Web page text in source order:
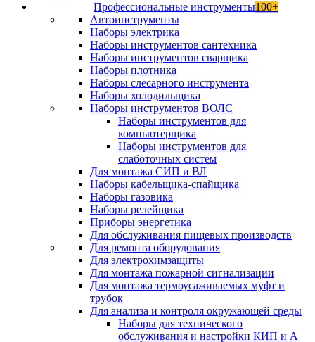
Профессиональные инструменты100+
Автоинструменты
Наборы электрика
Наборы инструментов сантехника
Наборы инструментов сварщика
Наборы плотника
Наборы слесарного инструмента
Наборы холодильщика
Наборы инструментов ВОЛС
Наборы инструментов для
компьютерщика
Наборы инструментов для
слаботочных систем
Для монтажа СИП и ВЛ
Наборы кабельщика-спайщика
Наборы газовика
Наборы релейщика
Приборы энергетика
Для обслуживания пищевых производств
Для ремонта оборудования
Для электрохимзащиты
Для монтажа пожарной сигнализации
Для монтажа термоусаживаемых муфт и
трубок
Для анализа и контроля окружающей среды
Наборы для технического
обслуживания и настройки КИП и А